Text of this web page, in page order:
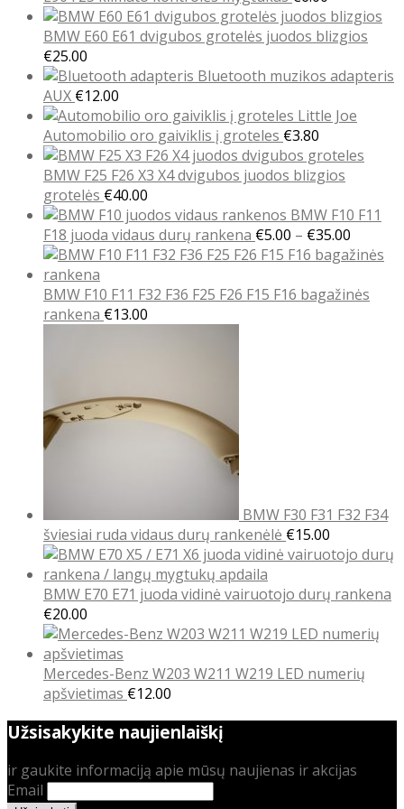
BMW E60 E61 dvigubos grotelės juodos blizgios
€25.00
Bluetooth muzikos adapteris
AUX €12.00
Automobilio oro gaiviklis į groteles €3.80
BMW F25 F26 X3 X4 dvigubos juodos blizgios
grotelės €40.00
BMW F10 F11
F18 juoda vidaus durų rankena €5.00 – €35.00
range:
BMW F10 F11 F32 F36 F25 F26 F15 F16 bagažinės
rankena €13.00
BMW F30 F31 F32 F34
šviesiai ruda vidaus durų rankenėlė €15.00
BMW E70 E71 juoda vidinė vairuotojo durų rankena
€20.00
Mercedes-Benz W203 W211 W219 LED numerių
apšvietimas €12.00
Užsisakykite naujienlaiškį
ir gaukite informaciją apie mūsų naujienas ir akcijas
Email